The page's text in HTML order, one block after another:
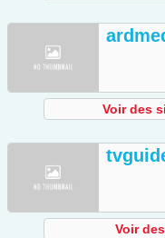
Voir des
Voir